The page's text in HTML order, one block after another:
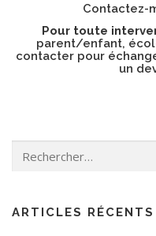
Contactez-
Pour toute
parent/enfant,
contacter pour
un
ARTICLES RÉCENTS